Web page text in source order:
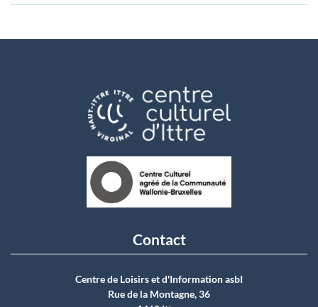
Contact
Centre de Loisirs et d'Information asbI
Rue de la Montagne, 36